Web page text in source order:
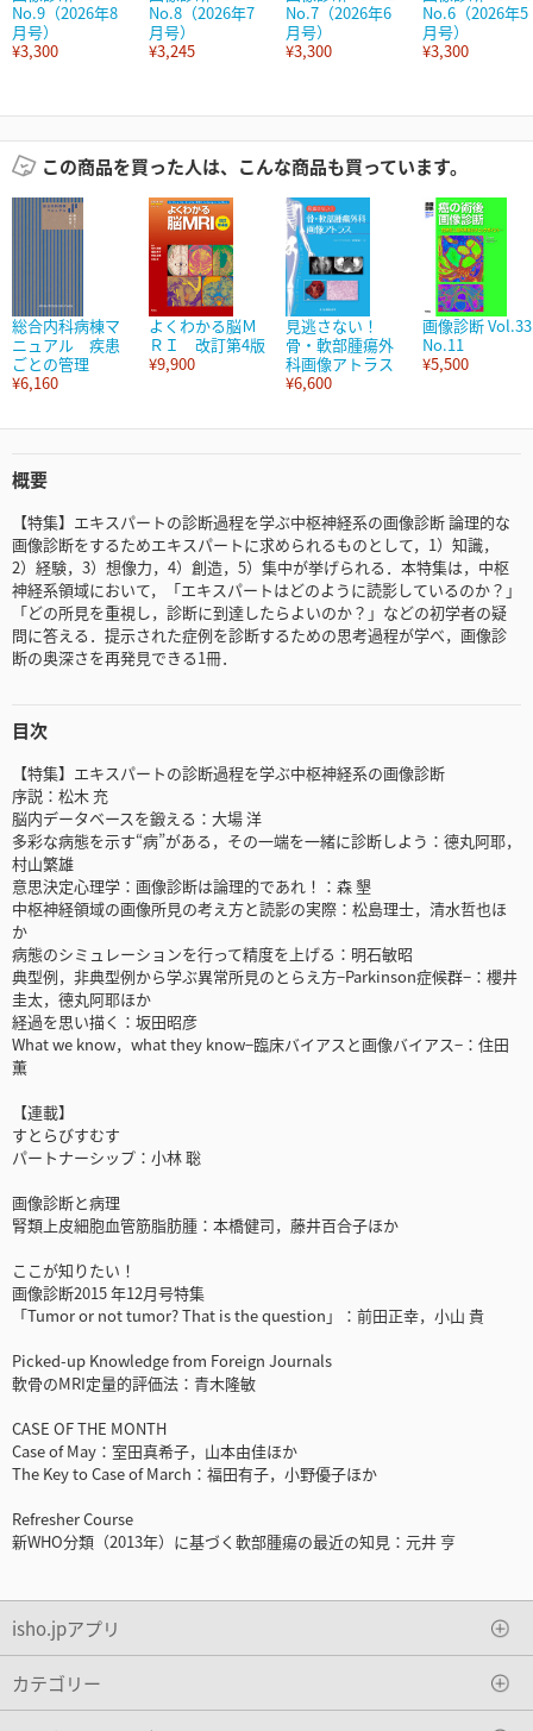
No.9（2026年8
月号）
¥3,300
No.8（2026年7
月号）
¥3,245
No.7（2026年6
月号）
¥3,300
No.6（2026年5
月号）
¥3,300
この商品を買った人は、こんな商品も買っています。
総合内科病棟マ
ニュアル 疾患
ごとの管理
¥6,160
よくわかる脳Ｍ
ＲＩ 改訂第4版
¥9,900
見逃さない！
骨・軟部腫瘍外
科画像アトラス
¥6,600
画像診断 Vol.33
No.11
¥5,500
概要
【特集】エキスパートの診断過程を学ぶ中枢神経系の画像診断 論理的な
画像診断をするためエキスパートに求められるものとして，1）知識，
2）経験，3）想像力，4）創造，5）集中が挙げられる．本特集は，中枢
神経系領域において，「エキスパートはどのように読影しているのか？」
「どの所見を重視し，診断に到達したらよいのか？」などの初学者の疑
問に答える．提示された症例を診断するための思考過程が学べ，画像診
断の奥深さを再発見できる1冊．
目次
【特集】エキスパートの診断過程を学ぶ中枢神経系の画像診断
序説：松木 充
脳内データベースを鍛える：大場 洋
多彩な病態を示す“病”がある，その一端を一緒に診断しよう：德丸阿耶，
村山繁雄
意思決定心理学：画像診断は論理的であれ！：森 墾
中枢神経領域の画像所見の考え方と読影の実際：松島理士，清水哲也ほ
か
病態のシミュレーションを行って精度を上げる：明石敏昭
典型例，非典型例から学ぶ異常所見のとらえ方−Parkinson症候群−：櫻井
圭太，德丸阿耶ほか
経過を思い描く：坂田昭彦
What we know，what they know−臨床バイアスと画像バイアス−：住田
薫
【連載】
すとらびすむす
パートナーシップ：小林 聡
画像診断と病理
腎類上皮細胞血管筋脂肪腫：本橋健司，藤井百合子ほか
ここが知りたい！
画像診断2015 年12月号特集
「Tumor or not tumor? That is the question」：前田正幸，小山 貴
Picked-up Knowledge from Foreign Journals
軟骨のMRI定量的評価法：青木隆敏
CASE OF THE MONTH
Case of May：室田真希子，山本由佳ほか
The Key to Case of March：福田有子，小野優子ほか
Refresher Course
新WHO分類（2013年）に基づく軟部腫瘍の最近の知見：元井 亨
isho.jpアプリ
カテゴリー